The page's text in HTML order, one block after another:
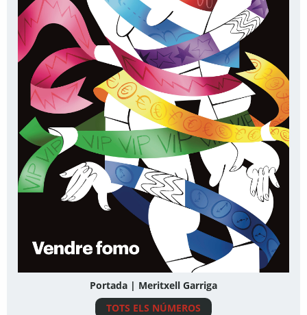
Portada | Meritxell Garriga
TOTS ELS NÚMEROS